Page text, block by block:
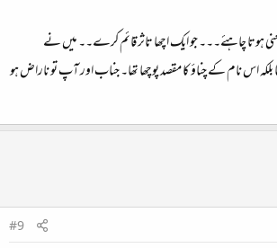
ہوتا چاہئے۔۔۔ جو ایک اچھا تاثر قائم کرے۔۔ میں نے
بلکہ اس نام کے چناؤ کا مقصد پوچھا تھا۔ جناب اور آپ تو ناراض ہو
#9